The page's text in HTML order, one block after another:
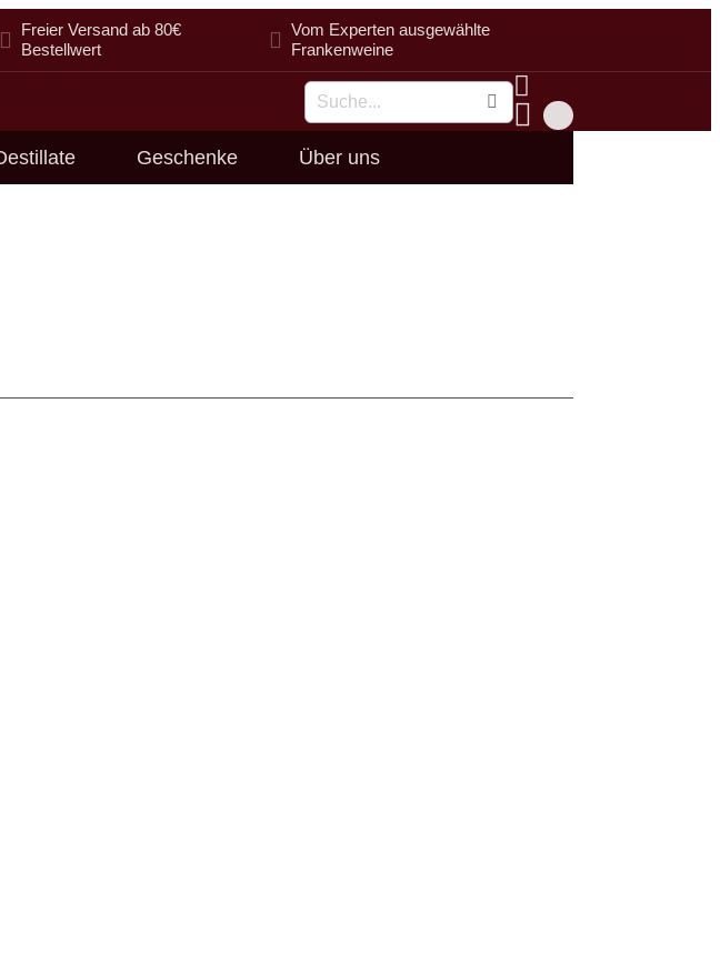
Freier Versand ab 80€
Bestellwert
Vom Experten ausgewählte
Frankenweine
Suche
Geschenke Über uns